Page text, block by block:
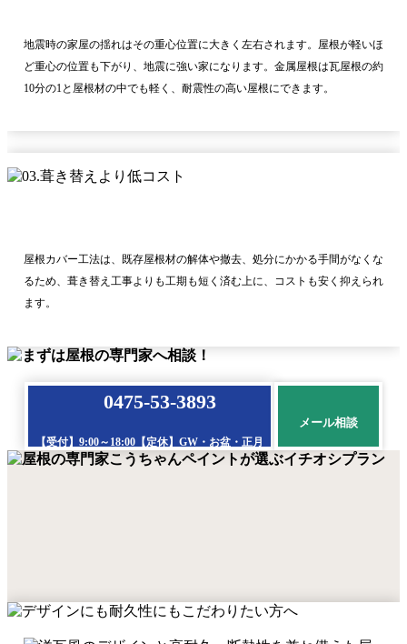
地震時の家屋の揺れはその重心位置に大きく左右されます。屋根が軽いほ
ど重心の位置も下がり、地震に強い家になります。金属屋根は瓦屋根の約
10分の1と屋根材の中でも軽く、耐震性の高い屋根にできます。
屋根カバー工法は、既存屋根材の解体や撤去、処分にかかる手間がなくな
るため、葺き替え工事よりも工期も短く済む上に、コストも安く抑えられ
ます。
0475-53-3893
【受付】9:00～18:00【定休】GW・お盆・正月
メール相談